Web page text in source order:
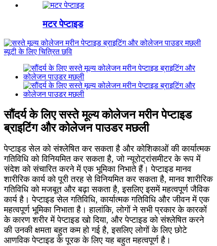
मटर पेप्टाइड
सौंदर्य के लिए सस्ते मूल्य कोलेजन मरीन पेप्टाइड
ब्राइटिंग और कोलेजन पाउडर मछली
पेप्टाइड सेल को संश्लेषित कर सकता है और कोशिकाओं की कार्यात्मक
गतिविधि को विनियमित कर सकता है, जो न्यूरोट्रांसमीटर के रूप में
संदेश को संचारित करने में एक भूमिका निभाते हैं। पेप्टाइड मानव
शारीरिक कार्य को पूरी तरह से विनियमित कर सकता है, मानव शारीरिक
गतिविधि को मजबूत और बढ़ा सकता है, इसलिए इसमें महत्वपूर्ण जैविक
कार्य है। पेप्टाइड सेल गतिविधि, कार्यात्मक गतिविधि और जीवन में एक
महत्वपूर्ण भूमिका निभाता है। हालांकि, लोगों ने सभी प्रकार के कारकों
के कारण शरीर में पेप्टाइड खो दिया, और पेप्टाइड को संश्लेषित करने
की उनकी क्षमता बहुत कम हो गई है, इसलिए लोगों के लिए छोटे
आणविक पेप्टाइड के पूरक के लिए यह बहुत महत्वपूर्ण है।